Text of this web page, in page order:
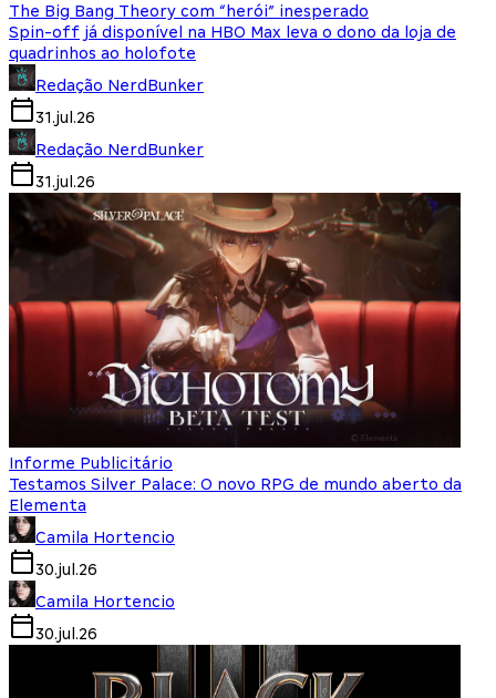
The Big Bang Theory com “herói” inesperado
Spin-off já disponível na HBO Max leva o dono da loja de
quadrinhos ao holofote
Redação NerdBunker
31.jul.26
Redação NerdBunker
31.jul.26
Informe Publicitário
Testamos Silver Palace: O novo RPG de mundo aberto da
Elementa
Camila Hortencio
30.jul.26
Camila Hortencio
30.jul.26